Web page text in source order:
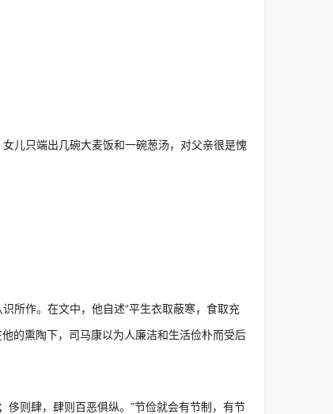
儿只端出几碗大麦饭和一碗葱汤，对父亲很是愧
所作。在文中，他自述“平生衣取蔽寒，食取充
他的熏陶下，司马康以为人廉洁和生活俭朴而受后
侈则肆，肆则百恶俱纵。”节俭就会有节制，有节